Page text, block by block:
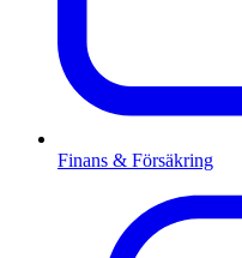
Finans & Försäkring